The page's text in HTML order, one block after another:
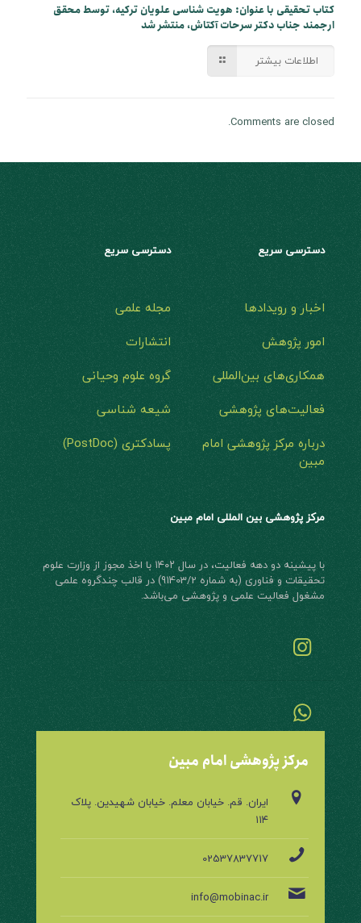
کتاب تحقیقی با عنوان: هویت شناسی علویان ترکیه، توسط محقق
ارجمند جناب دکتر سرحات آکتاش، منتشر شد
اطلاعات بیشتر
Comments are closed.
دسترسی سریع
اخبار و رویدادها
امور پژوهش
همکاری‌های بین‌المللی
فعالیت‌های پژوهشی
درباره مرکز پژوهشی امام
مبین
دسترسی سریع
مجله علمی
انتشارات
گروه علوم وحیانی
شیعه شناسی
پسادکتری (PostDoc)
مرکز پژوهشی بین المللی امام مبین
با پیشینه دو دهه فعالیت، در سال ۱۴۰۲ با اخذ مجوز از وزارت علوم
تحقیقات و فناوری (به شماره 91403/2) در قالب چند‌گروه علمی
مشغول فعالیت علمی و پژوهشی می‌باشد.
مرکز پژوهشی امام مبین
ایران. قم. خیابان معلم. خیابان شهیدین. پلاک
۱۱۴
02537837717
info@mobinac.ir